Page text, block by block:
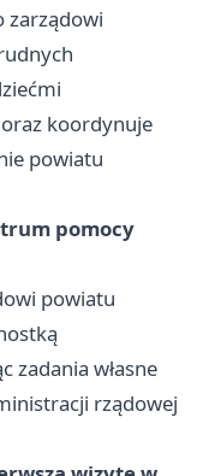
zarządowi
koordynuje
powiatu
pomocy
powiatu
zadania własne
rządowej